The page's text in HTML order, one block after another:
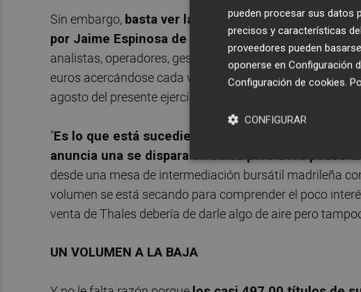
Sin embargo, basta ver la evolución bajista en
por Jaime Espinosa de los Monteros para hacerse
analistas, operadores, gestores e inversores en
euros acercándose cada vez más a los mínimos
agosto del presente ejercicio.
"Es lo que está sucediendo con Codere que ya ni
anuncia una se dispara en bolsa pero a los pocos
desde una mesa de intermediación bursátil madrileña
volumen se está secando para comprender el poco
venta de Thales debería de darle algo de aire pero
UN VOLUMEN A LA BAJA
pueden procesar sus datos
precisos y características
proveedores pueden
oponerse en Configuración
Configuración de cookies.
CONFIGURAR